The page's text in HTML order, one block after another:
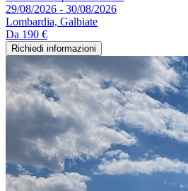
29/08/2026 - 30/08/2026
Lombardia, Galbiate
Da 190 €
Richiedi informazioni